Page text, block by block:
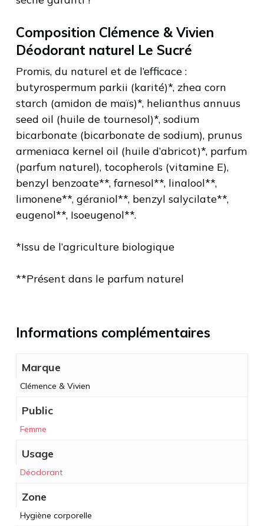
Composition Clémence & Vivien
Déodorant naturel Le Sucré
Promis, du naturel et de l’efficace :
butyrospermum parkii (karité)*, zhea corn
starch (amidon de maïs)*, helianthus annuus
seed oil (huile de tournesol)*, sodium
bicarbonate (bicarbonate de sodium), prunus
armeniaca kernel oil (huile d’abricot)*, parfum
(parfum naturel), tocopherols (vitamine E),
benzyl benzoate**, farnesol**, linalool**,
limonene**, géraniol**, benzyl salycilate**,
eugenol**, Isoeugenol**.
*Issu de l’agriculture biologique
**Présent dans le parfum naturel
Informations complémentaires
Marque
Clémence & Vivien
Public
Femme
Usage
Déodorant
Zone
Hygiène corporelle